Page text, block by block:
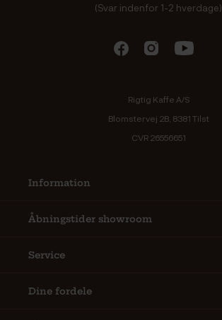
(Svar indenfor 1-2 hverdage)
Rigtig Kaffe A/S
Blomstervej 2B, 8381 Tilst
CVR 26556651
Information
Åbningstider showroom
Service
Dine fordele